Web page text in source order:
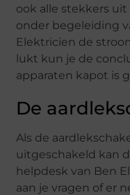
ook alle stekkers
onder begeleiding
Elektricien de
lukt kun je de
apparaten kapot is
De
Als de
uitgeschakeld kan
helpdesk van Ben
aan je vragen of er